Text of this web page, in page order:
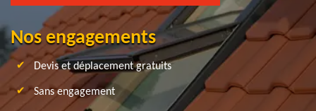
Nos engagements
Devis et déplacement gratuits
Sans engagement